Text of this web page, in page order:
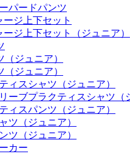
パードパンツ
ジ上下セット
ジ上下セット（ジュニア）
ジュニア）
ジュニア）
ィスシャツ（ジュニア）
ーブプラクティスシャツ（
ィスパンツ（ジュニア）
ツ（ジュニア）
ツ（ジュニア）
カー